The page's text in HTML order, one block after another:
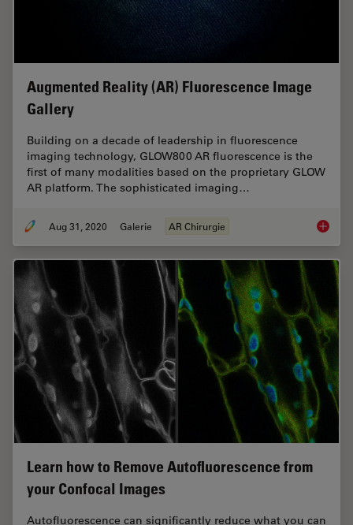
Augmented Reality (AR) Fluorescence Image
Gallery
Building on a decade of leadership in fluorescence
imaging technology, GLOW800 AR fluorescence is the
first of many modalities based on the proprietary GLOW
AR platform. The sophisticated imaging…
Aug 31, 2020 Galerie AR Chirurgie
Learn how to Remove Autofluorescence from
your Confocal Images
Autofluorescence can significantly reduce what you can